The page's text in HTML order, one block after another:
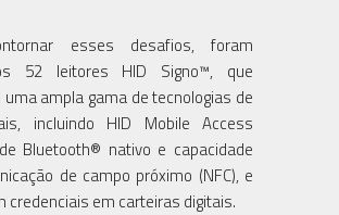
esses desafios, foram
52 leitores HID Signo™, que
ampla gama de tecnologias de
incluindo HID Mobile Access
Bluetooth® nativo e capacidade
de campo próximo (NFC), e
credenciais em carteiras digitais.